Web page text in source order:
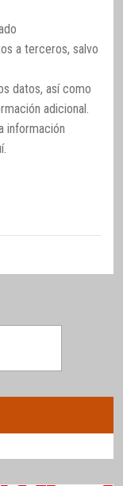
a terceros, salvo
datos, así como
adicional.
información
.